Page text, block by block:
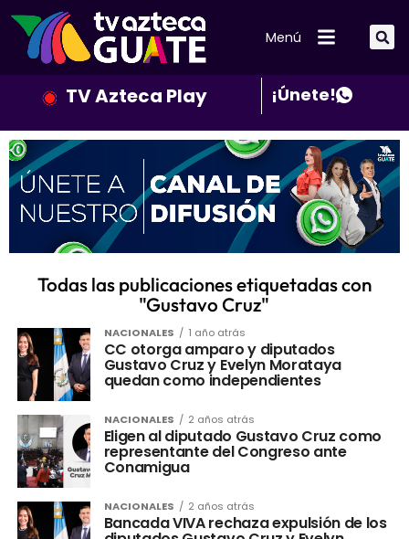
Menú
TV Azteca Play ¡Únete!
Todas las publicaciones etiquetadas con
"Gustavo Cruz"
NACIONALES 1 año atrás
CC otorga amparo y diputados
Gustavo Cruz y Evelyn Morataya
quedan como independientes
NACIONALES 2 años atrás
Eligen al diputado Gustavo Cruz como
representante del Congreso ante
Conamigua
NACIONALES 2 años atrás
Bancada VIVA rechaza expulsión de los